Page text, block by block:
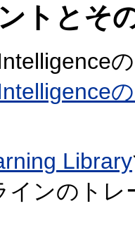
トとそ
Library
インのト